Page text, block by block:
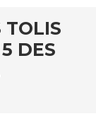
TOLIS
DES